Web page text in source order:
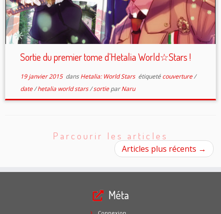
Sortie du premier tome d’Hetalia World☆Stars !
19 janvier 2015dansHetalia: World Stars étiqueté couverture/
date/hetalia world stars/sortieparNaru
Parcourir les articles
Articles plus récents →
Méta